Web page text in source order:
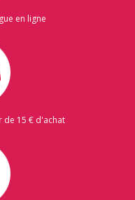
en ligne
de 15 € d'achat